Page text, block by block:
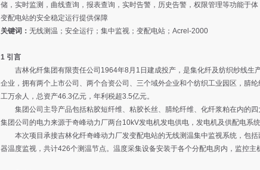
储，实时监测，曲线查询，报表查询，实时告警，历史告警，权限管理等功能于
变配电站的安全稳定运行提供保障
关键词： 无线测温；安全运行；集中监视；变配电站；Acrel-2000
1 引言
吉林化纤集团有限责任公司1964年8月1日建成投产，是集化纤及纺织纱线生
企业，拥有两个上市公司、两个合资公司、三个域外企业和个纺织工业园区，腈
工万余人，总资产46.3亿元，年利税超3.5亿元。
集团公司主导产品包括粘胶短纤维、粘胶长丝、腈纶纤维、化纤浆粕在内的
集团公司的电力来源于奇峰动力厂两台10kV发电机发电供电，发电机及供配电系
本次项目承接吉林化纤奇峰动力厂发变配电站的无线测温集中监视系统，包
器温度监视，共计426个测温节点。温度采集设备安装于各个分配电房内，监控主